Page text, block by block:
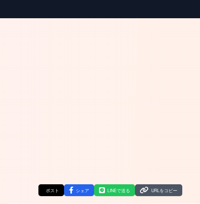
ポスト シェア LINEで送る URLをコピー